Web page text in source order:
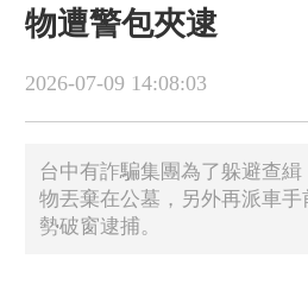
物遭警包夾逮
2026-07-09 14:08:03
台中有詐騙集團為了躲避查
物丟棄在公墓，另外再派車
勢破窗逮捕。